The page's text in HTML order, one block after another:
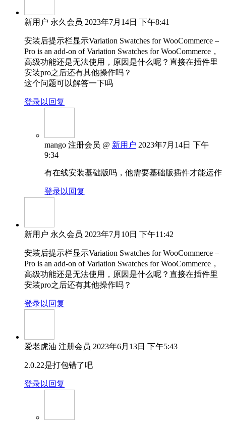
新用户 永久会员 2023年7月14日 下午8:41
安装后提示栏显示Variation Swatches for WooCommerce –
Pro is an add-on of Variation Swatches for WooCommerce，
高级功能还是无法使用，原因是什么呢？直接在插件里
安装pro之后还有其他操作吗？
这个问题可以解答一下吗
登录以回复
mango 注册会员 @ 新用户 2023年7月14日 下午
9:34
有在线安装基础版吗，他需要基础版插件才能运作
登录以回复
新用户 永久会员 2023年7月10日 下午11:42
安装后提示栏显示Variation Swatches for WooCommerce –
Pro is an add-on of Variation Swatches for WooCommerce，
高级功能还是无法使用，原因是什么呢？直接在插件里
安装pro之后还有其他操作吗？
登录以回复
爱老虎油 注册会员 2023年6月13日 下午5:43
2.0.22是打包错了吧
登录以回复